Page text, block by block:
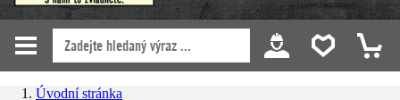
Úvodní stránka